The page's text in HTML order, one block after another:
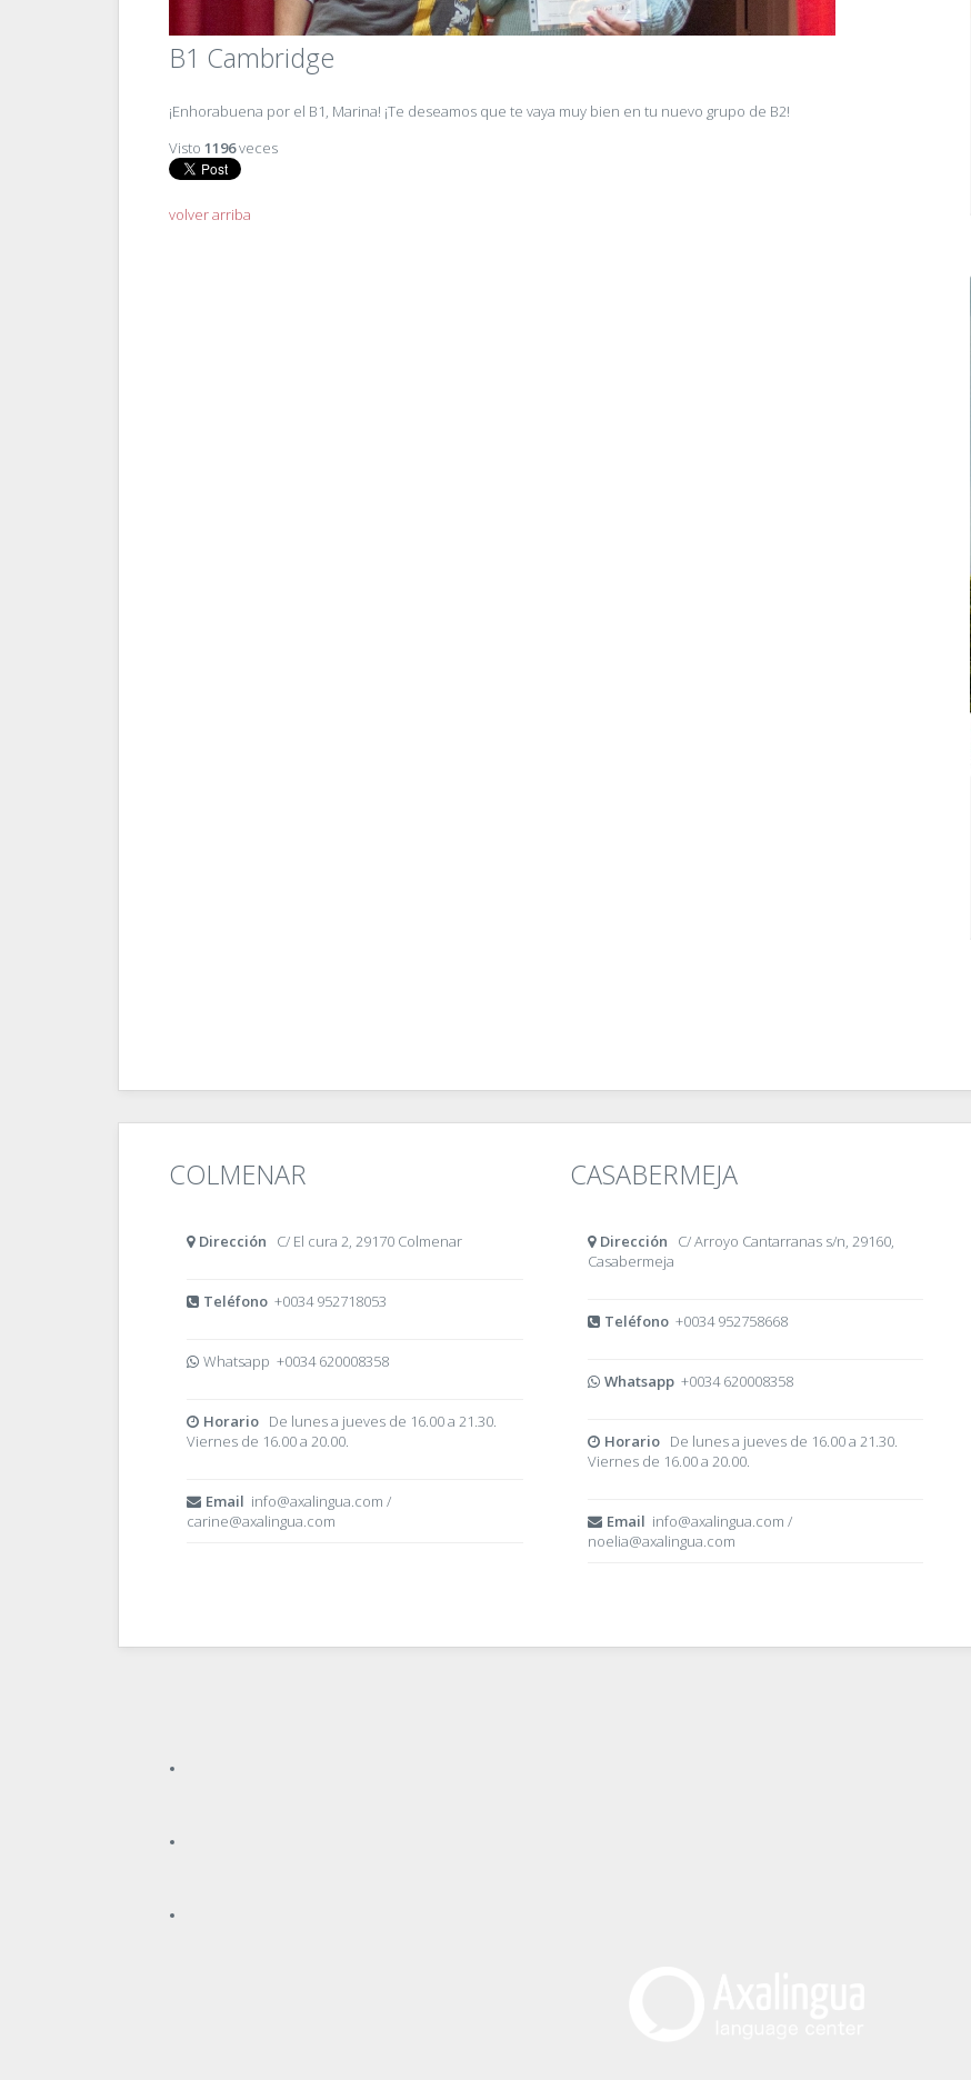
B1 Cambridge
¡Enhorabuena por el B1, Marina! ¡Te deseamos que te vaya muy bien en tu nuevo grupo de B2!
Visto1196veces
volver arriba
COLMENAR
Dirección C/ El cura 2, 29170 Colmenar
Teléfono +0034 952718053
Whatsapp +0034 620008358
Horario De lunes a jueves de 16.00 a 21.30.
Viernes de 16.00 a 20.00.
Email info@axalingua.com /
carine@axalingua.com
CASABERMEJA
Dirección C/ Arroyo Cantarranas s/n, 29160,
Casabermeja
Teléfono+0034 952758668
Whatsapp+0034 620008358
HorarioDe lunes a jueves de 16.00 a 21.30.
Viernes de 16.00 a 20.00.
Email info@axalingua.com /
noelia@axalingua.com